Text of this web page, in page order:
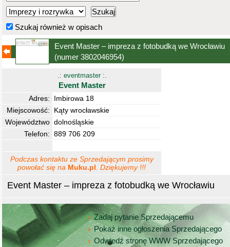
Szukaj również w opisach
Event Master – impreza z fotobudką we Wrocławiu
(numer 3802046954)
Event Master – impreza z fotobudką we Wrocławiu
Zadaj pytanie Sprzedającemu
Pokaż inne ogłoszenia Sprzedającego
Odwiedź stronę WWW Sprzedającego
.: eventmaster :.
Event Master
Adres:
Imbirowa 18
Miejscowość:
Kąty wrocławskie
Województwo dolnośląskie
Telefon: 889 706 209
Podczas kontaktu ze Sprzedającym prosimy
powołać się na Muku.pl . Dziękujemy !!!